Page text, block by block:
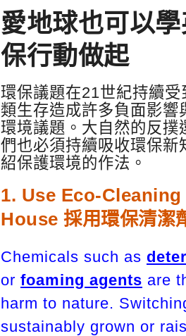
愛地球也可以
保行動做起
環保議題在21世紀持續
類生存造成許多負面影
環境議題。大自然的反
們也必須持續吸收環保
紹保護環境的作法。
1. Use Eco-
House 採用環保清潔
Chemicals such as
or foaming agents are
harm to nature.
sustainably grown or